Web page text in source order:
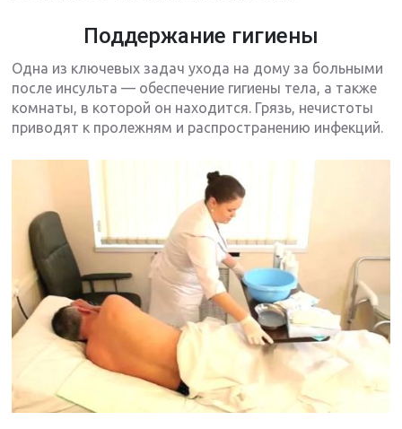
Поддержание гигиены
Одна из ключевых задач ухода на дому за больными
после инсульта — обеспечение гигиены тела, а также
комнаты, в которой он находится. Грязь, нечистоты
приводят к пролежням и распространению инфекций.